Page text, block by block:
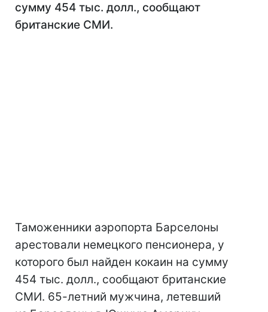
сумму 454 тыс. долл., сообщают
британские СМИ.
Таможенники аэропорта Барселоны
арестовали немецкого пенсионера, у
которого был найден кокаин на сумму
454 тыс. долл., сообщают британские
СМИ. 65-летний мужчина, летевший